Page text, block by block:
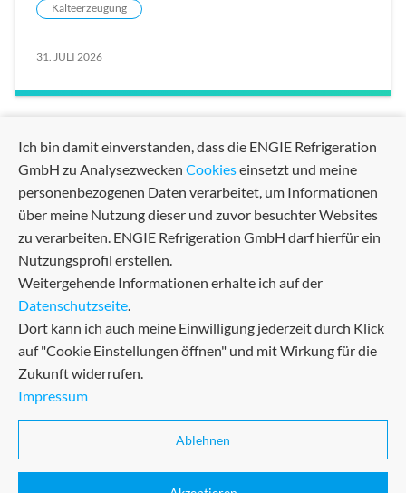
Kälteerzeugung
31. JULI 2026
arrow_backPrevious
arrow_forwardNext
AGB
Zertifikate
Ich bin damit einverstanden, dass die ENGIE Refrigeration
GmbH zu Analysezwecken Cookieseinsetzt und meine
personenbezogenen Daten verarbeitet, um Informationen
über meine Nutzung dieser und zuvor besuchter Websites
zu verarbeiten. ENGIE Refrigeration GmbH darf hierfür ein
Nutzungsprofil erstellen.
Weitergehende Informationen erhalte ich auf der
Datenschutzseite.
Dort kann ich auch meine Einwilligung jederzeit durch Klick
auf "Cookie Einstellungen öffnen" und mit Wirkung für die
Zukunft widerrufen.
Impressum
Ablehnen